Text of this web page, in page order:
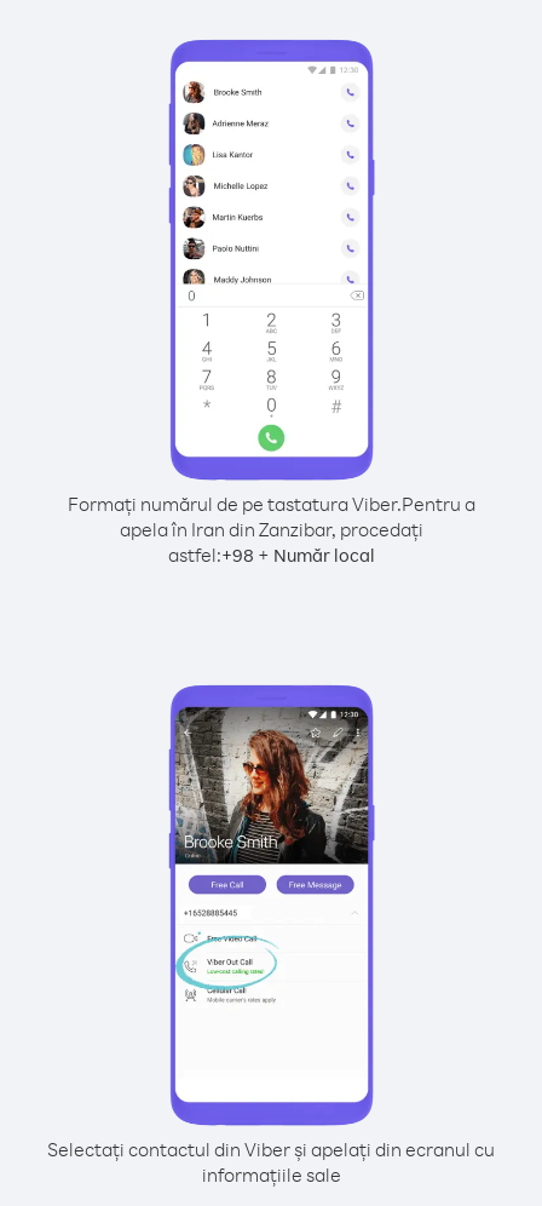
Formați numărul de pe tastatura Viber.Pentru a
apela în Iran din Zanzibar, procedați
astfel:+98 + Număr local
Selectați contactul din Viber și apelați din ecranul cu
informațiile sale